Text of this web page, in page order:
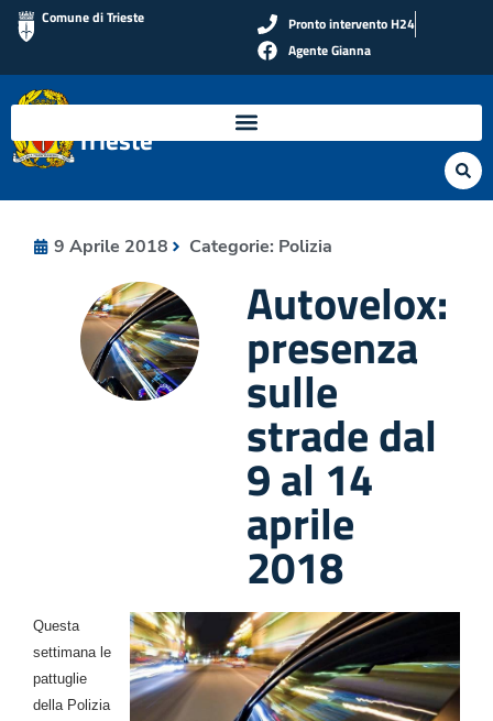
Comune di Trieste
Pronto intervento H24
Agente Gianna
Polizia Locale di
Trieste
9 Aprile 2018 Categorie: Polizia
Autovelox:
presenza
sulle
strade dal
9 al 14
aprile
2018
Questa
settimana le
pattuglie
della Polizia